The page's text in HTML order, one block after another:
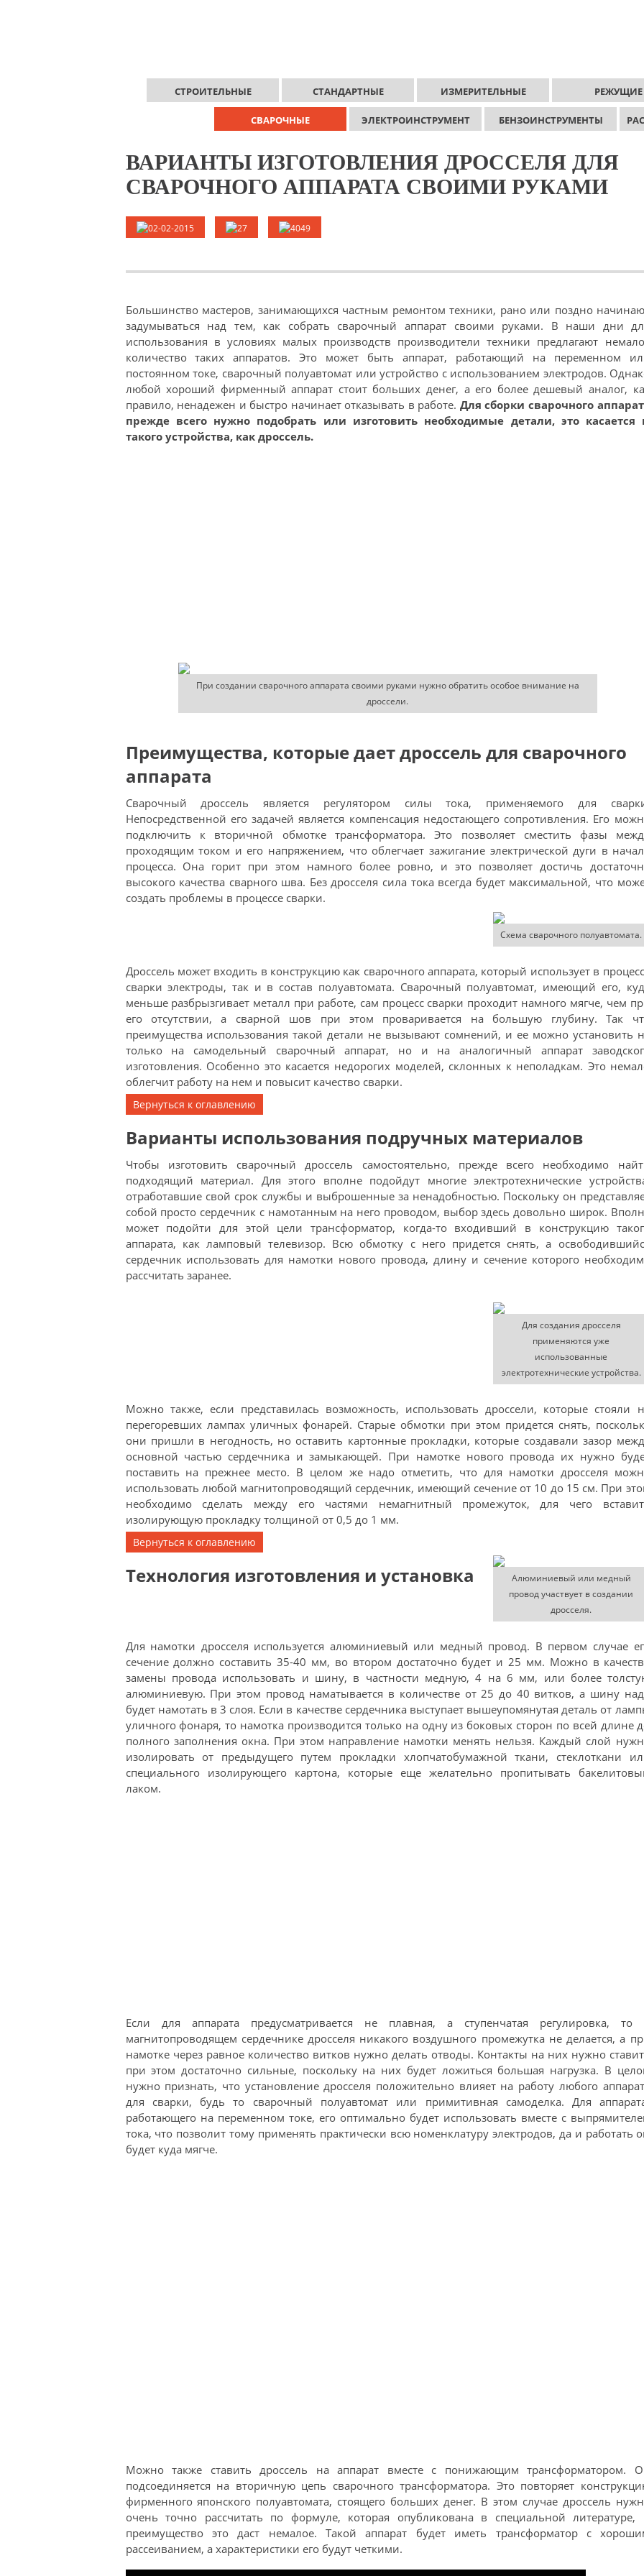
СТРОИТЕЛЬНЫЕ СТАНДАРТНЫЕ ИЗМЕРИТЕЛЬНЫЕ РЕЖУЩИЕ
СВАРОЧНЫЕ ЭЛЕКТРОИНСТРУМЕНТ БЕНЗОИНСТРУМЕНТЫ
ВАРИАНТЫ ИЗГОТОВЛЕНИЯ ДРОССЕЛЯ ДЛЯ
СВАРОЧНОГО АППАРАТА СВОИМИ РУКАМИ
02-02-2015 27 4049
Большинство мастеров, занимающихся частным ремонтом техники, рано или поздно
задумываться над тем, как собрать сварочный аппарат своими руками. В наши дни
использования в условиях малых производств производители техники предлагают
количество таких аппаратов. Это может быть аппарат, работающий на переменном
постоянном токе, сварочный полуавтомат или устройство с использованием электродов.
любой хороший фирменный аппарат стоит больших денег, а его более дешевый аналог,
правило, ненадежен и быстро начинает отказывать в работе. Для сборки сварочного
прежде всего нужно подобрать или изготовить необходимые детали, это касается
такого устройства, как дроссель.
При создании сварочного аппарата своими руками нужно обратить особое внимание на
дроссели.
Преимущества, которые дает дроссель для сварочного
аппарата
Сварочный дроссель является регулятором силы тока, применяемого для
Непосредственной его задачей является компенсация недостающего сопротивления. Его
подключить к вторичной обмотке трансформатора. Это позволяет сместить фазы
проходящим током и его напряжением, что облегчает зажигание электрической дуги в
процесса. Она горит при этом намного более ровно, и это позволяет достичь
высокого качества сварного шва. Без дросселя сила тока всегда будет максимальной, что
создать проблемы в процессе сварки.
Схема сварочного полуавтомата.
Дроссель может входить в конструкцию как сварочного аппарата, который использует в
сварки электроды, так и в состав полуавтомата. Сварочный полуавтомат, имеющий его,
меньше разбрызгивает металл при работе, сам процесс сварки проходит намного мягче, чем
его отсутствии, а сварной шов при этом проваривается на большую глубину. Так
преимущества использования такой детали не вызывают сомнений, и ее можно установить
только на самодельный сварочный аппарат, но и на аналогичный аппарат
изготовления. Особенно это касается недорогих моделей, склонных к неполадкам. Это
облегчит работу на нем и повысит качество сварки.
Вернуться к оглавлению
Варианты использования подручных материалов
Чтобы изготовить сварочный дроссель самостоятельно, прежде всего необходимо
подходящий материал. Для этого вполне подойдут многие электротехнические
отработавшие свой срок службы и выброшенные за ненадобностью. Поскольку он
собой просто сердечник с намотанным на него проводом, выбор здесь довольно широк.
может подойти для этой цели трансформатор, когда-то входивший в конструкцию
аппарата, как ламповый телевизор. Всю обмотку с него придется снять, а
сердечник использовать для намотки нового провода, длину и сечение которого
рассчитать заранее.
Для создания дросселя
применяются уже
использованные
электротехнические устройства.
Можно также, если представилась возможность, использовать дроссели, которые стояли
перегоревших лампах уличных фонарей. Старые обмотки при этом придется снять,
они пришли в негодность, но оставить картонные прокладки, которые создавали зазор
основной частью сердечника и замыкающей. При намотке нового провода их нужно
поставить на прежнее место. В целом же надо отметить, что для намотки дросселя
использовать любой магнитопроводящий сердечник, имеющий сечение от 10 до 15 см. При
необходимо сделать между его частями немагнитный промежуток, для чего
изолирующую прокладку толщиной от 0,5 до 1 мм.
Вернуться к оглавлению
Технология изготовления и установка
Алюминиевый или медный
провод участвует в создании
дросселя.
Для намотки дросселя используется алюминиевый или медный провод. В первом случае
сечение должно составить 35-40 мм, во втором достаточно будет и 25 мм. Можно в
замены провода использовать и шину, в частности медную, 4 на 6 мм, или более
алюминиевую. При этом провод наматывается в количестве от 25 до 40 витков, а шину
будет намотать в 3 слоя. Если в качестве сердечника выступает вышеупомянутая деталь от
уличного фонаря, то намотка производится только на одну из боковых сторон по всей длине
полного заполнения окна. При этом направление намотки менять нельзя. Каждый слой
изолировать от предыдущего путем прокладки хлопчатобумажной ткани, стеклоткани
специального изолирующего картона, которые еще желательно пропитывать
лаком.
Если для аппарата предусматривается не плавная, а ступенчатая регулировка, то
магнитопроводящем сердечнике дросселя никакого воздушного промежутка не делается, а
намотке через равное количество витков нужно делать отводы. Контакты на них нужно
при этом достаточно сильные, поскольку на них будет ложиться большая нагрузка. В
нужно признать, что установление дросселя положительно влияет на работу любого
для сварки, будь то сварочный полуавтомат или примитивная самоделка. Для
работающего на переменном токе, его оптимально будет использовать вместе с
тока, что позволит тому применять практически всю номенклатуру электродов, да и работать
будет куда мягче.
Можно также ставить дроссель на аппарат вместе с понижающим трансформатором.
подсоединяется на вторичную цепь сварочного трансформатора. Это повторяет
фирменного японского полуавтомата, стоящего больших денег. В этом случае дроссель
очень точно рассчитать по формуле, которая опубликована в специальной литературе,
преимущество это даст немалое. Такой аппарат будет иметь трансформатор с
рассеиванием, а характеристики его будут четкими.